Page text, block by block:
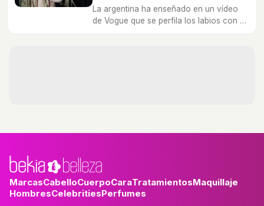
La argentina ha enseñado en un vídeo
de Vogue que se perfila los labios con el
MarcasCabelloCuerpoCaraTratamientosMaquillaje
HombresCelebritiesPerfumes